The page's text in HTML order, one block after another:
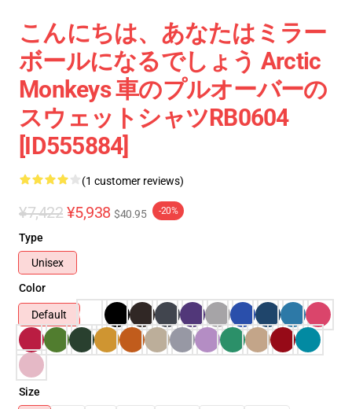
こんにちは、あなたはミラー
ボールになるでしょう Arctic
Monkeys 車のプルオーバーの
スウェットシャツRB0604
[ID555884]
(1 customer reviews)
¥7,422 ¥5,938 $40.95 -20%
Type
Unisex
Color
Default
Size